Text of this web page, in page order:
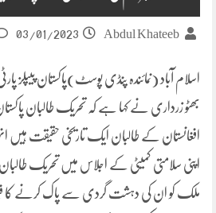
Abdul Khateeb
03/01/2023
اسلام آباد (نمائندہ پنڈی پوسٹ)پاکستان پیپلز
بھٹو زرداری نے کہا ہے کہ تحریک طالبان
افغانستان کے طالبان ایک تاریخی حقیقت ہیں
اپنی سلامتی کمیٹی کے اجلاس میں تحریک طالبان
ملک کو ان کی دہشت گردی سے پاک کرنے کا